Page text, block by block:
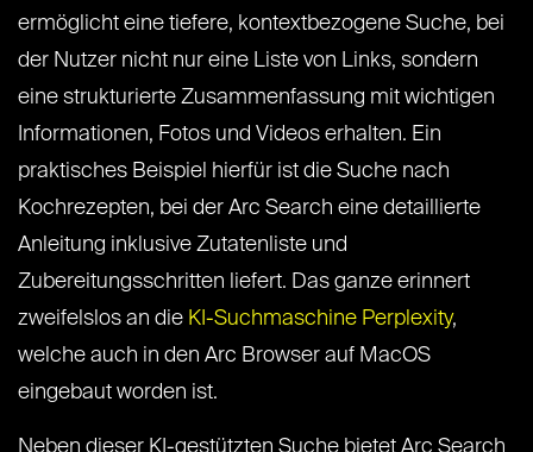
ermöglicht eine tiefere, kontextbezogene Suche, bei
der Nutzer nicht nur eine Liste von Links, sondern
eine strukturierte Zusammenfassung mit wichtigen
Informationen, Fotos und Videos erhalten. Ein
praktisches Beispiel hierfür ist die Suche nach
Kochrezepten, bei der Arc Search eine detaillierte
Anleitung inklusive Zutatenliste und
Zubereitungsschritten liefert. Das ganze erinnert
zweifelslos an die KI-Suchmaschine Perplexity,
welche auch in den Arc Browser auf MacOS
eingebaut worden ist.
Neben dieser KI-gestützten Suche bietet Arc Search